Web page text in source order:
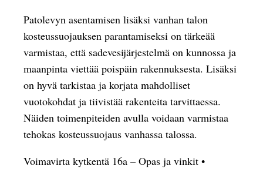
Patolevyn asentamisen lisäksi vanhan talon
kosteussuojauksen parantamiseksi on tärkeää
varmistaa, että sadevesijärjestelmä on kunnossa ja
maanpinta viettää poispäin rakennuksesta. Lisäksi
on hyvä tarkistaa ja korjata mahdolliset
vuotokohdat ja tiivistää rakenteita tarvittaessa.
Näiden toimenpiteiden avulla voidaan varmistaa
tehokas kosteussuojaus vanhassa talossa.
Voimavirta kytkentä 16a – Opas ja vinkit •